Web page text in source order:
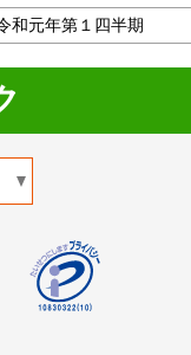
和元年第１四半期